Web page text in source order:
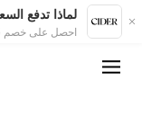
لماذا تدفع
احصل على خصم 15% في التطبيق